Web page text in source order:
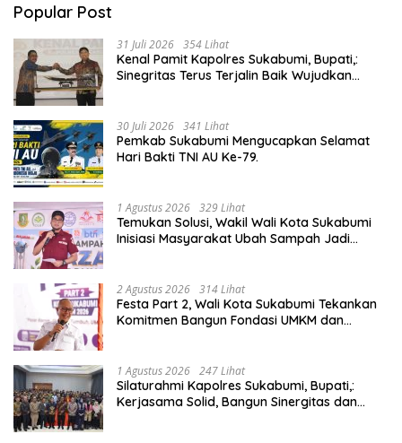
Popular Post
31 Juli 2026 354 Lihat
Kenal Pamit Kapolres Sukabumi, Bupati,:
Sinegritas Terus Terjalin Baik Wujudkan
30 Juli 2026 341 Lihat
Pemkab Sukabumi Mengucapkan Selamat
Hari Bakti TNI AU Ke-79.
1 Agustus 2026 329 Lihat
Temukan Solusi, Wakil Wali Kota Sukabumi
Inisiasi Masyarakat Ubah Sampah Jadi
2 Agustus 2026 314 Lihat
Festa Part 2, Wali Kota Sukabumi Tekankan
Komitmen Bangun Fondasi UMKM dan
1 Agustus 2026 247 Lihat
Silaturahmi Kapolres Sukabumi, Bupati,:
Kerjasama Solid, Bangun Sinergitas dan